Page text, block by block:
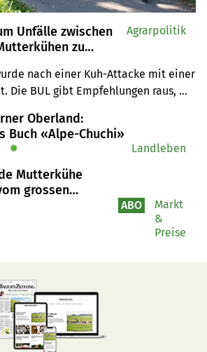
Unfälle zwischen
zu
nach einer Kuh-Attacke mit einer
Die BUL gibt Empfehlungen raus,
Agrarpolitik
Oberland:
Buch «Alpe-Chuchi»
✹ Landleben
Mutterkühe
grossen
ABO
Markt
&
Preise